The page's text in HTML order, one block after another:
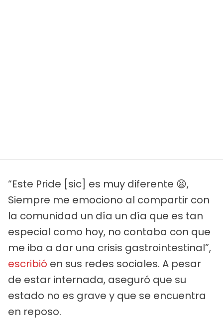
“Este Pride [sic] es muy diferente 😫,
Siempre me emociono al compartir con
la comunidad un día un día que es tan
especial como hoy, no contaba con que
me iba a dar una crisis gastrointestinal”,
escribió en sus redes sociales. A pesar
de estar internada, aseguró que su
estado no es grave y que se encuentra
en reposo.